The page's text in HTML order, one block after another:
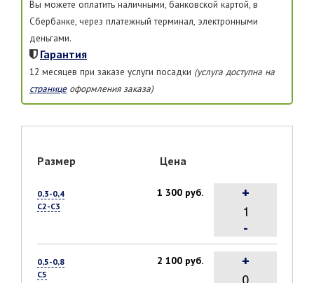
Вы можете оплатить наличными, банковской картой, в
Сбербанке, через платежный терминал, электронными
деньгами.
Гарантия
12 месяцев при заказе услуги посадки (услуга доступна на
страницеоформления заказа)
Размер Цена
0,3-0,4
С2-С3
1 300 руб.
-
+
0,5-0,8
С5
2 100 руб. +